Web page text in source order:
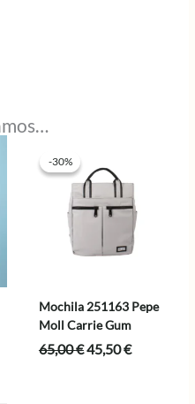
-30%
-30%
Mochila 251163 Pepe
Moll Carrie Gum
65,00€El
45,50€El